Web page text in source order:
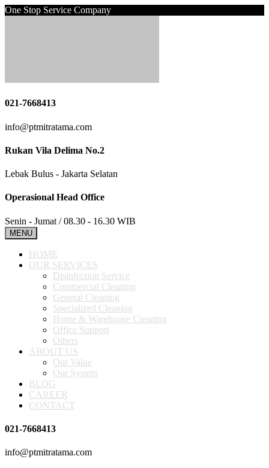
One Stop Service Company
021-7668413
info@ptmitratama.com
Rukan Vila Delima No.2
Lebak Bulus - Jakarta Selatan
Operasional Head Office
Senin - Jumat / 08.30 - 16.30 WIB
MENU
HOME
OUR SERVICES
Disinfection Service
Commercial Cleaning
General Cleaning
Specialized Cleaning
Home & Warehouse Cleaning
Office Support
Others
ABOUT US
Our Value
Our System
BLOG
CAREER
CONTACT
021-7668413
info@ptmitratama.com